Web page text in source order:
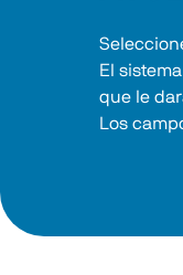
El
que le
Los